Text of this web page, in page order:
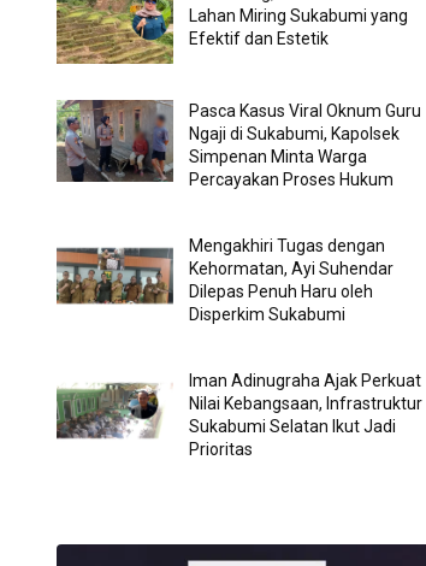
Lahan Miring Sukabumi yang
Efektif dan Estetik
Pasca Kasus Viral Oknum Guru
Ngaji di Sukabumi, Kapolsek
Simpenan Minta Warga
Percayakan Proses Hukum
Mengakhiri Tugas dengan
Kehormatan, Ayi Suhendar
Dilepas Penuh Haru oleh
Disperkim Sukabumi
Iman Adinugraha Ajak Perkuat
Nilai Kebangsaan, Infrastruktur
Sukabumi Selatan Ikut Jadi
Prioritas